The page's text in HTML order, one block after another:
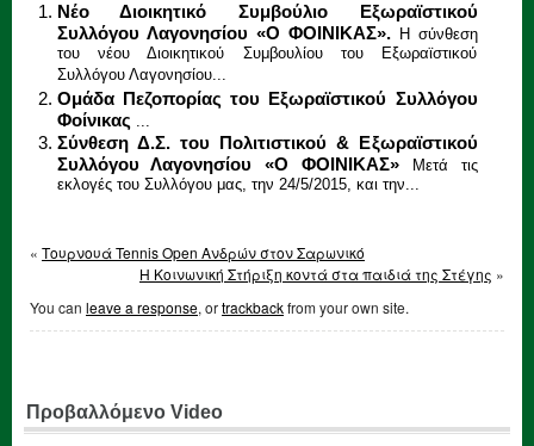
Νέο Διοικητικό Συμβούλιο Εξωραϊστικού
Συλλόγου Λαγονησίου «Ο ΦΟΙΝΙΚΑΣ».
Η σύνθεση
του νέου Διοικητικού Συμβουλίου του Εξωραϊστικού
Συλλόγου Λαγονησίου...
Ομάδα Πεζοπορίας του Εξωραϊστικού Συλλόγου
Φοίνικας ...
Σύνθεση Δ.Σ. του Πολιτιστικού & Εξωραϊστικού
Συλλόγου Λαγονησίου «Ο ΦΟΙΝΙΚΑΣ»
Μετά τις
εκλογές του Συλλόγου μας, την 24/5/2015, και την...
« Τουρνουά Tennis Open Aνδρών στον Σαρωνικό
Η Κοινωνική Στήριξη κοντά στα παιδιά της Στέγης »
You can leave a response, ortrackbackfrom your own site.
Προβαλλόμενο Video